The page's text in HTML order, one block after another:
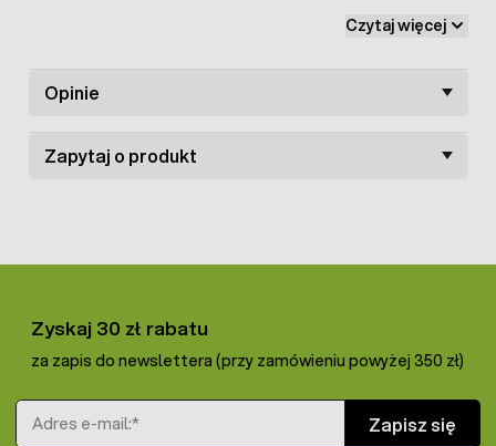
odporne na działanie
otwieranie i zamykanie zaworu.
Czytaj więcej
Opinie
Zapytaj o produkt
Zyskaj 30 zł rabatu
za zapis do newslettera (przy zamówieniu powyżej 350 zł)
Adres e-mail
Zapisz się